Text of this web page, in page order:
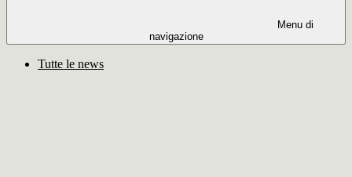
Menu di
navigazione
Tutte le news